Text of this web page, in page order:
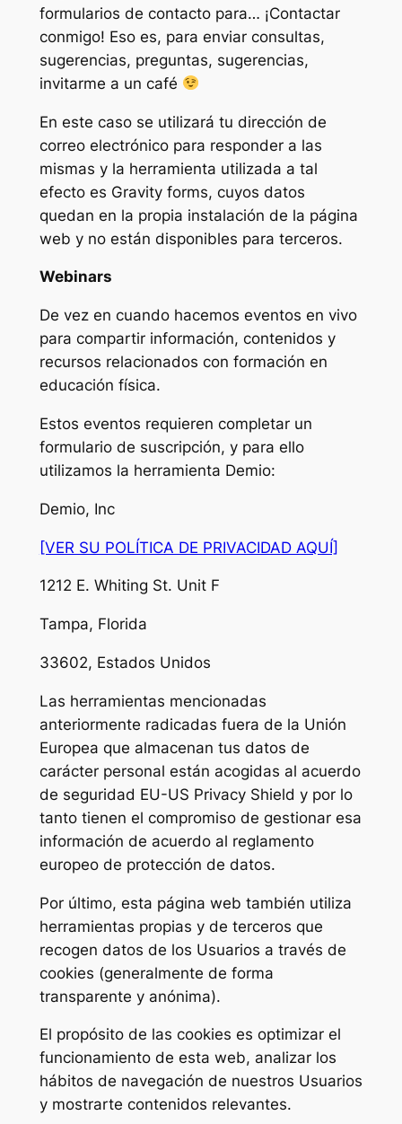
formularios de contacto para… ¡Contactar
conmigo! Eso es, para enviar consultas,
sugerencias, preguntas, sugerencias,
invitarme a un café
En este caso se utilizará tu dirección de
correo electrónico para responder a las
mismas y la herramienta utilizada a tal
efecto es Gravity forms, cuyos datos
quedan en la propia instalación de la página
web y no están disponibles para terceros.
Webinars
De vez en cuando hacemos eventos en vivo
para compartir información, contenidos y
recursos relacionados con formación en
educación física.
Estos eventos requieren completar un
formulario de suscripción, y para ello
utilizamos la herramienta Demio:
Demio, Inc
[VER SU POLÍTICA DE PRIVACIDAD AQUÍ]
1212 E. Whiting St. Unit F
Tampa, Florida
33602, Estados Unidos
Las herramientas mencionadas
anteriormente radicadas fuera de la Unión
Europea que almacenan tus datos de
carácter personal están acogidas al acuerdo
de seguridad EU-US Privacy Shield y por lo
tanto tienen el compromiso de gestionar esa
información de acuerdo al reglamento
europeo de protección de datos.
Por último, esta página web también utiliza
herramientas propias y de terceros que
recogen datos de los Usuarios a través de
cookies (generalmente de forma
transparente y anónima).
El propósito de las cookies es optimizar el
funcionamiento de esta web, analizar los
hábitos de navegación de nuestros Usuarios
y mostrarte contenidos relevantes.